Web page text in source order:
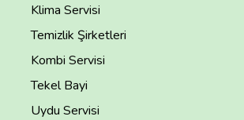
Klima Servisi
Temizlik Şirketleri
Kombi Servisi
Tekel Bayi
Uydu Servisi